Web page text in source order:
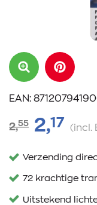
EAN:
2,55 2,17 (incl.
Verzending
72 krachtige
Uitstekend